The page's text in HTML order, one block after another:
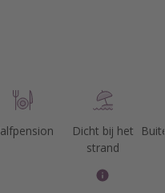
Dicht bij het
strand